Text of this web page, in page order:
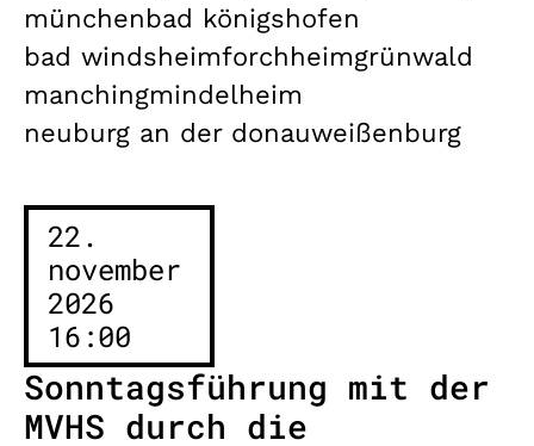
münchenbad königshofen
bad windsheimforchheimgrünwald
manchingmindelheim
neuburg an der donauweißenburg
22.
november
2026
16:00
Sonntagsführung mit der
MVHS durch die